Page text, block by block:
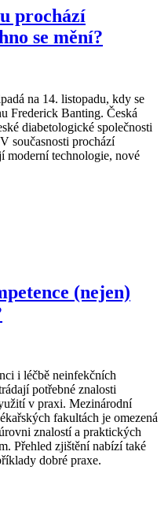
prochází
se mění?
na 14. listopadu, kdy se
Frederick Banting. Česká
diabetologické společnosti
současnosti prochází
moderní technologie, nové
(nejen)
i léčbě neinfekčních
potřebné znalosti
v praxi. Mezinárodní
fakultách je omezená
znalostí a praktických
Přehled zjištění nabízí také
dobré praxe.